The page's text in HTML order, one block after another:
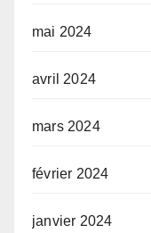
mai 2024
avril 2024
mars 2024
février 2024
janvier 2024